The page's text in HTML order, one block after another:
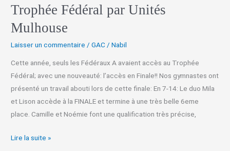
Trophée Fédéral par Unités
Mulhouse
Laisser un commentaire /GAC /Nabil
Cette année, seuls les Fédéraux A avaient accès au Trophée
Fédéral; avec une nouveauté: l’accès en Finale!! Nos gymnastes ont
présenté un travail abouti lors de cette finale: En 7-14: Le duo Mila
et Lison accède à la FINALE et termine à une très belle 6eme
place. Camille et Noémie font une qualification très précise,
Trophée
Fédéral
par
Unités
Lire la suite »